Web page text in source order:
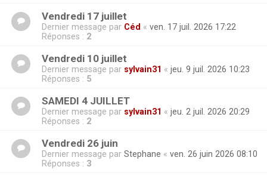
Vendredi 17 juillet
Dernier message par Céd « ven. 17 juil. 2026 17:22
Réponses : 2
Vendredi 10 juillet
Dernier message par sylvain31 « jeu. 9 juil. 2026 10:23
Réponses : 5
SAMEDI 4 JUILLET
Dernier message par sylvain31 « jeu. 2 juil. 2026 20:29
Réponses : 2
Vendredi 26 juin
Dernier message par Stephane « ven. 26 juin 2026 08:10
Réponses : 3